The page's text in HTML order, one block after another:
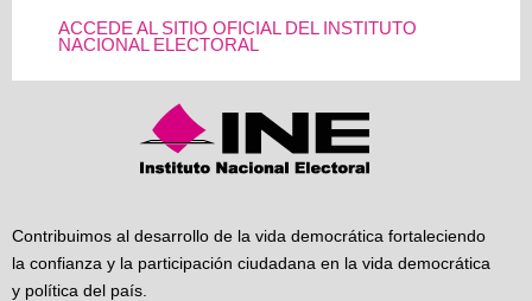
ACCEDE AL SITIO OFICIAL DEL INSTITUTO
NACIONAL ELECTORAL
Contribuimos al desarrollo de la vida democrática fortaleciendo
la confianza y la participación ciudadana en la vida democrática
y política del país.